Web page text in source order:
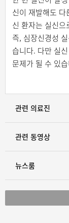
신이 재발해도
신 환자는 실신
즉, 심장신경성
습니다. 다만 실
문제가 될 수 있
관련 의료진
관련 동영상
뉴스룸